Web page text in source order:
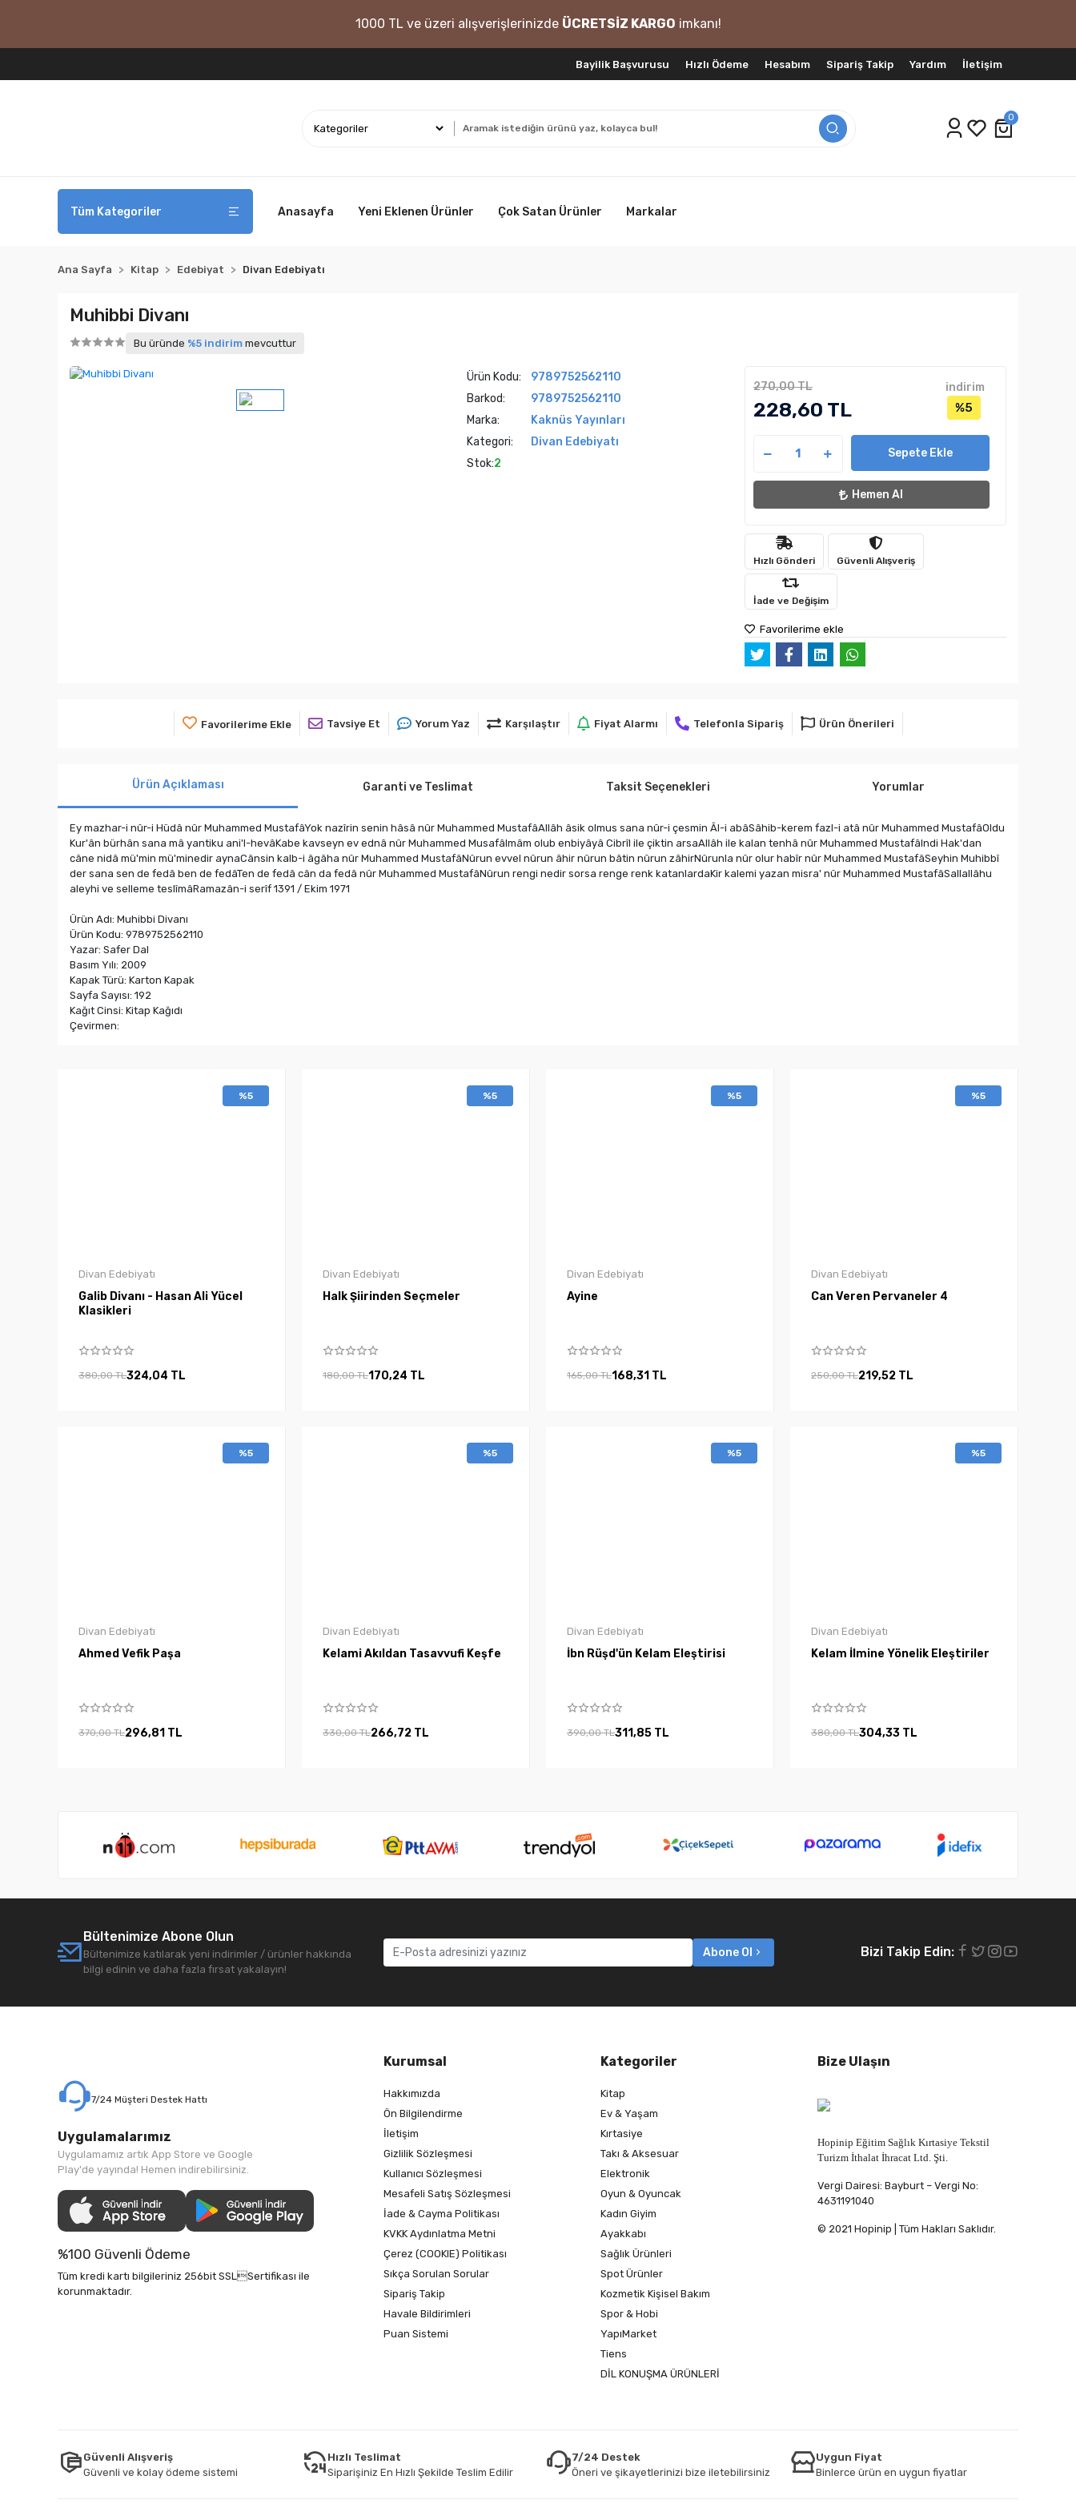
1000 TL ve üzeri alışverişlerinizde ÜCRETSİZ KARGO imkanı!
Bayilik Başvurusu Hızlı Ödeme Hesabım Sipariş Takip Yardım İletişim
0
Tüm Kategoriler Anasayfa Yeni Eklenen Ürünler Çok Satan Ürünler Markalar
Ana Sayfa Kitap Edebiyat Divan Edebiyatı
Muhibbi Divanı
Bu üründe %5 indirim mevcuttur
Ürün Kodu:
9789752562110
Barkod:
9789752562110
Marka:
Kaknüs Yayınları
Kategori:
Divan Edebiyatı
Stok:2
270,00 TL
228,60 TL
indirim
%5
Sepete Ekle
Hemen Al
Hızlı Gönderi Güvenli Alışveriş
İade ve Değişim
Favorilerime ekle
Favorilerime Ekle Tavsiye Et Yorum Yaz Karşılaştır Fiyat Alarmı Telefonla Sipariş Ürün Önerileri
Ürün Açıklaması Garanti ve Teslimat Taksit Seçenekleri Yorumlar
Ey mazhar-i nûr-i Hüdâ nûr Muhammed MustafâYok nazîrin senin hâsâ nûr Muhammed MustafâAllâh âsik olmus sana nûr-i çesmin Âl-i abâSâhib-kerem fazl-i atâ nûr Muhammed MustafâOldu
Kur'ân bürhân sana mâ yantiku ani'l-hevâKabe kavseyn ev ednâ nûr Muhammed MusafâImâm olub enbiyâyâ Cibrîl ile çiktin arsaAllâh ile kalan tenhâ nûr Muhammed MustafâIndi Hak'dan
câne nidâ mü'min mü'minedir aynaCânsin kalb-i âgâha nûr Muhammed MustafâNûrun evvel nûrun âhir nûrun bâtin nûrun zâhirNûrunla nûr olur habîr nûr Muhammed MustafâSeyhin Muhibbî
der sana sen de fedâ ben de fedâTen de fedâ cân da fedâ nûr Muhammed MustafâNûrun rengi nedir sorsa renge renk katanlardaKir kalemi yazan misra' nûr Muhammed MustafâSallallâhu
aleyhi ve selleme teslîmâRamazân-i serîf 1391 / Ekim 1971
Ürün Adı: Muhibbi Divanı
Ürün Kodu: 9789752562110
Yazar: Safer Dal
Basım Yılı: 2009
Kapak Türü: Karton Kapak
Sayfa Sayısı: 192
Kağıt Cinsi: Kitap Kağıdı
Çevirmen:
%5
Divan Edebiyatı
Galib Divanı - Hasan Ali Yücel
Klasikleri
380,00 TL324,04 TL
%5
Divan Edebiyatı
Halk Şiirinden Seçmeler
180,00 TL170,24 TL
%5
Divan Edebiyatı
Ayine
165,00 TL168,31 TL
%5
Divan Edebiyatı
Can Veren Pervaneler 4
250,00 TL219,52 TL
%5
Divan Edebiyatı
Ahmed Vefik Paşa
370,00 TL296,81 TL
%5
Divan Edebiyatı
Kelami Akıldan Tasavvufi Keşfe
330,00 TL266,72 TL
%5
Divan Edebiyatı
İbn Rüşd'ün Kelam Eleştirisi
390,00 TL311,85 TL
%5
Divan Edebiyatı
Kelam İlmine Yönelik Eleştiriler
380,00 TL304,33 TL
Bültenimize Abone Olun
Bültenimize katılarak yeni indirimler / ürünler hakkında
bilgi edinin ve daha fazla fırsat yakalayın!
Abone Ol Bizi Takip Edin:
7/24 Müşteri Destek Hattı
Uygulamalarımız
Uygulamamız artık App Store ve Google
Play'de yayında! Hemen indirebilirsiniz.
%100 Güvenli Ödeme
Tüm kredi kartı bilgileriniz 256bit SSLSertifikası ile
korunmaktadır.
Kurumsal
Hakkımızda
Ön Bilgilendirme
İletişim
Gizlilik Sözleşmesi
Kullanıcı Sözleşmesi
Mesafeli Satış Sözleşmesi
İade & Cayma Politikası
KVKK Aydınlatma Metni
Çerez (COOKIE) Politikası
Sıkça Sorulan Sorular
Sipariş Takip
Havale Bildirimleri
Puan Sistemi
Kategoriler
Kitap
Ev & Yaşam
Kırtasiye
Takı & Aksesuar
Elektronik
Oyun & Oyuncak
Kadın Giyim
Ayakkabı
Sağlık Ürünleri
Spot Ürünler
Kozmetik Kişisel Bakım
Spor & Hobi
YapıMarket
Tiens
DİL KONUŞMA ÜRÜNLERİ
Bize Ulaşın
Hopinip Eğitim Sağlık Kırtasiye Tekstil
Turizm İthalat İhracat Ltd. Şti.
Vergi Dairesi: Bayburt – Vergi No:
4631191040
© 2021 Hopinip | Tüm Hakları Saklıdır.
Güvenli Alışveriş
Güvenli ve kolay ödeme sistemi
Hızlı Teslimat
Siparişiniz En Hızlı Şekilde Teslim Edilir
7/24 Destek
Öneri ve şikayetlerinizi bize iletebilirsiniz
Uygun Fiyat
Binlerce ürün en uygun fiyatlar